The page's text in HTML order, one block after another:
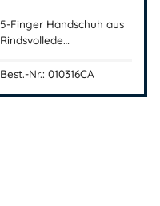
5-Finger Handschuh aus
Rindsvollede…
Best.-Nr.: 010316CA